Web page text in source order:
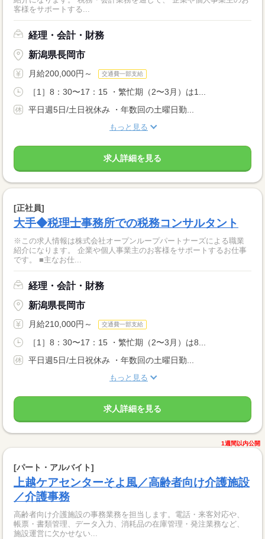
客様をサポートする...
経理・会計・財務
新潟県長岡市
月給200,000円～ 交通費一部支給
［1］8：30〜17：15 ・繁忙期（2〜3月）は1...
平日週5日/土日祝休み ・年数回の土曜日勤...
もっと見る
求人詳細を見る
[正社員]
大手◆税理士事務所での税務コンサルタント
※この求人情報は株式会社オープンループパートナーズによる職業
紹介になります。 企業や個人事業主のお客様をサポートするお仕事
です。 ■主なお仕...
経理・会計・財務
新潟県長岡市
月給210,000円～ 交通費一部支給
［1］8：30〜17：15 ・繁忙期（2〜3月）は8...
平日週5日/土日祝休み ・年数回の土曜日勤...
もっと見る
求人詳細を見る
1週間以内公開
[パート・アルバイト]
上越ケアセンターそよ風／高齢者向け介護施設
／介護事務
高齢者向け介護施設の事務業務を担当します。電話・来客対応や、
帳票・書類管理、データ入力、消耗品の在庫管理・発注業務など、
施設運営に欠かせない...